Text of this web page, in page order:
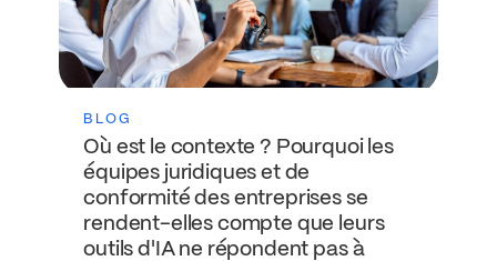
BLOG
Où est le contexte ? Pourquoi les
équipes juridiques et de
conformité des entreprises se
rendent-elles compte que leurs
outils d'IA ne répondent pas à